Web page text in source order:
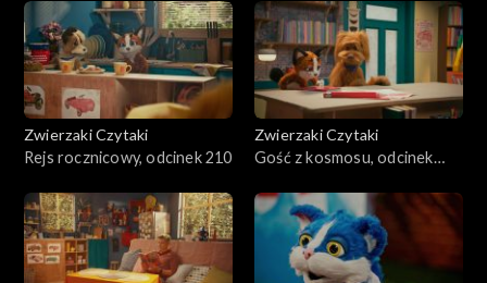
Zwierzaki Czytaki
Rejs rocznicowy, odcinek 210
Zwierzaki Czytaki
Gość z kosmosu, odcinek